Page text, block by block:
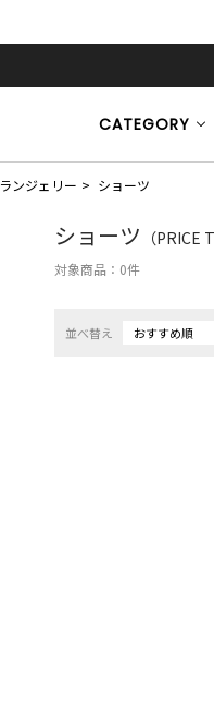
CATEGORY
ランジェリー ショーツ
ショーツ （PRICE
対象商品： 0件
並べ替え おすすめ順